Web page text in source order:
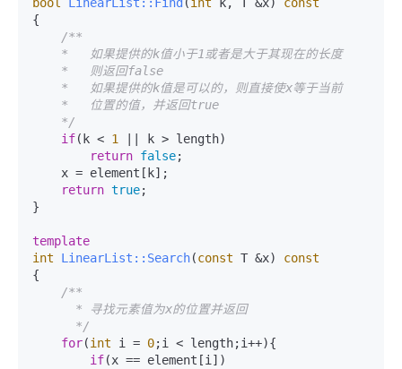
{
/**
    */
if(k < 1
|| k > length)
return false;
return true;
}
template
int
LinearList::Search(const T &x)
const
{
/**
      */
for(int i = 0;i < length;i++){
if(x == element[i])